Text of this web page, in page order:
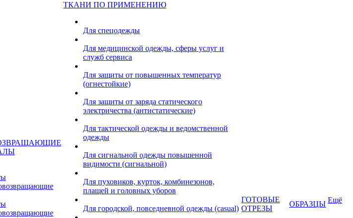
ТКАНИ ПО ПРИМЕНЕНИЮ
Для спецодежды
Для медицинской одежды, сферы услуг и
служб сервиса
Для защиты от повышенных температур
(огнестойкие)
Для защиты от заряда статического
электричества (антистатические)
Для тактической одежды и ведомственной
одежды
Для сигнальной одежды повышенной
видимости (сигнальной)
Для пуховиков, курток, комбинезонов,
плащей и головных уборов
Для городской, повседневной одежды (casual)
ГОТОВЫЕ
ОТРЕЗЫ
ОБРАЗЦЫ Ещё